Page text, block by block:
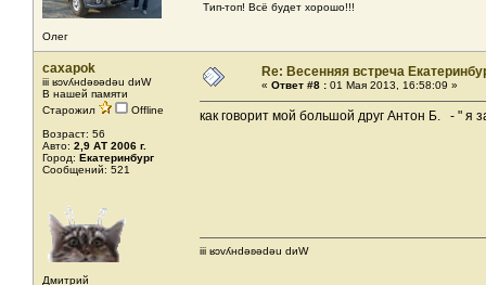
Олег
Тип-топ! Всё будет хорошо!!!
caxapok
iii ʁɔvʎнdǝʚǝdǝu dиW
В нашей памяти
Старожил
Offline
Возраст: 56
Авто: 2,9 АТ 2006 г.
Город: Екатеринбург
Сообщений: 521
Дмитрий
Re: Весенняя встреча
« Ответ #8 : 01 Мая 2013, 16:58:09 »
как говорит мой большой друг Антон Б. - " я
iii ʁɔvʎнdǝʚǝdǝu dиW